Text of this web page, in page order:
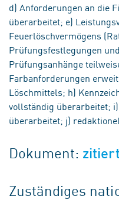
d) Anforderungen an die
überarbeitet; e)
Feuerlöschvermögens
Prüfungsfestlegungen
Prüfungsanhänge
Farbanforderungen
Löschmittels; h)
vollständig überarbeitet;
überarbeitet; j)
Dokument:
Zuständiges